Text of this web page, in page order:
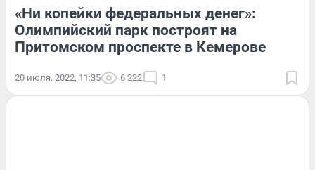
«Ни копейки федеральных денег»:
Олимпийский парк построят на
Притомском проспекте в Кемерове
20 июля, 2022, 11:35 6 222 1